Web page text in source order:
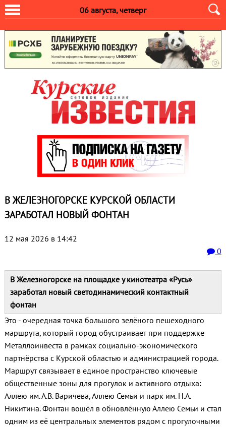
06 августа, четверг
В ЖЕЛЕЗНОГОРСКЕ КУРСКОЙ ОБЛАСТИ
ЗАРАБОТАЛ НОВЫЙ ФОНТАН
12 мая 2026 в 14:42
0
В Железногорске на площадке у кинотеатра «Русь»
заработал новый светодинамический контактный
фонтан
Это - очередная точка большого зелёного пешеходного
маршрута, который город обустраивает при поддержке
Металлоинвеста в рамках социально-экономического
партнёрства с Курской областью и администрацией города.
Маршрут связывает в единое пространство ключевые
общественные зоны для прогулок и активного отдыха:
Аллею им. А.В. Варичева, Аллею Семьи и парк им. Н.А.
Никитина. Фонтан вошёл в обновлённую Аллею Семьи и стал
одним из её центральных элементов рядом с прогулочными